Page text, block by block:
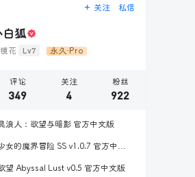
关注 私信
白狐
花 Lv7 永久·Pro
评论
349
关注
4
粉丝
922
浪人：欲望与暗影 官方中文版
魔界冒险 SS v1.0.7 官方中文
望 Abyssal Lust v0.5 官方中文版